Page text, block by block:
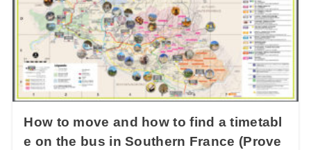
How to move and how to find a timetabl
e on the bus in Southern France (Prove